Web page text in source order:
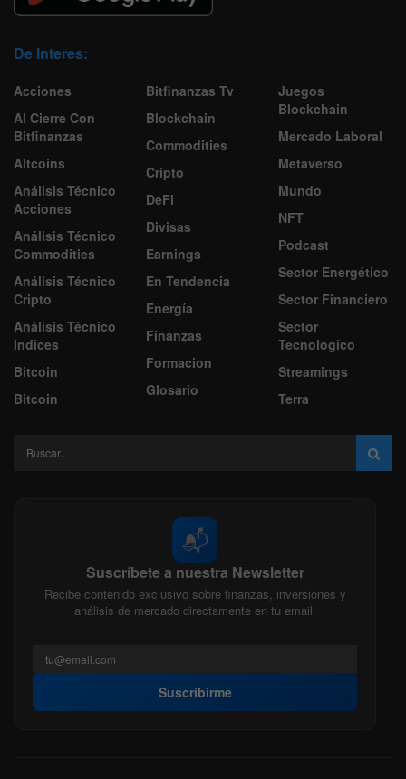
De Interes:
Acciones
Al Cierre Con
Bitfinanzas
Altcoins
Análisis Técnico
Acciones
Análisis Técnico
Commodities
Análisis Técnico
Cripto
Análisis Técnico
Indices
Bitcoin
Bitcoin
Bitfinanzas Tv
Blockchain
Commodities
Cripto
DeFi
Divisas
Earnings
En Tendencia
Energía
Finanzas
Formacion
Glosario
Juegos
Blockchain
Mercado Laboral
Metaverso
Mundo
NFT
Podcast
Sector Energético
Sector Financiero
Sector
Tecnologico
Streamings
Terra
📬
Suscríbete a nuestra Newsletter
Recibe contenido exclusivo sobre finanzas, inversiones y
análisis de mercado directamente en tu email.
Suscribirme